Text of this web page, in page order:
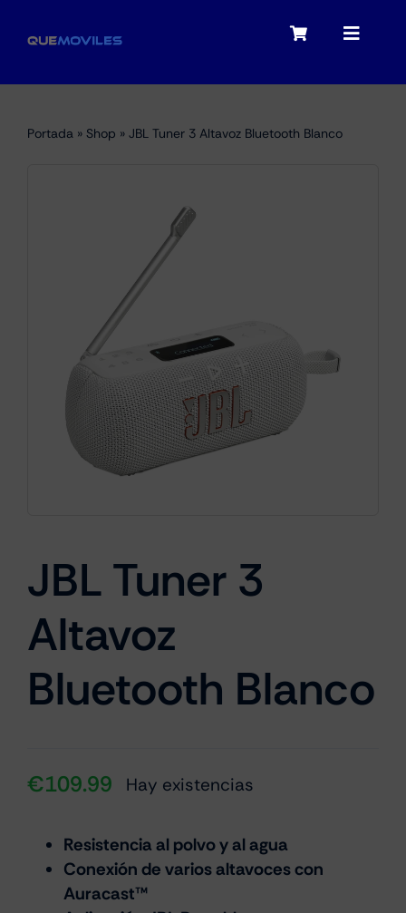
Toggle
My account
Checkout
Toggle
Smartwatches
Cámaras
Portada » Shop » JBL Tuner 3 Altavoz Bluetooth Blanco
JBL Tuner 3
Altavoz
Bluetooth Blanco
€109.99 Hay existencias
Resistencia al polvo y al agua
Conexión de varios altavoces con
Auracast™